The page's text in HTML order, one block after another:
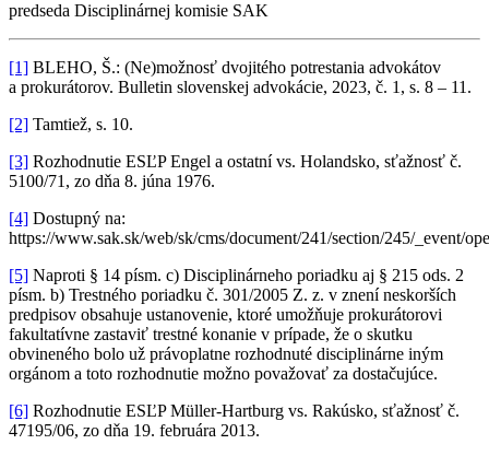
predseda Disciplinárnej komisie SAK
[1] BLEHO, Š.: (Ne)možnosť dvojitého potrestania advokátov
a prokurátorov. Bulletin slovenskej advokácie, 2023, č. 1, s. 8 – 11.
[2] Tamtiež, s. 10.
[3] Rozhodnutie ESĽP Engel a ostatní vs. Holandsko, sťažnosť č.
5100/71, zo dňa 8. júna 1976.
[4] Dostupný na:
https://www.sak.sk/web/sk/cms/document/241/section/245/_event/
[5] Naproti § 14 písm. c) Disciplinárneho poriadku aj § 215 ods. 2
písm. b) Trestného poriadku č. 301/2005 Z. z. v znení neskorších
predpisov obsahuje ustanovenie, ktoré umožňuje prokurátorovi
fakultatívne zastaviť trestné konanie v prípade, že o skutku
obvineného bolo už právoplatne rozhodnuté disciplinárne iným
orgánom a toto rozhodnutie možno považovať za dostačujúce.
[6] Rozhodnutie ESĽP Müller-Hartburg vs. Rakúsko, sťažnosť č.
47195/06, zo dňa 19. februára 2013.